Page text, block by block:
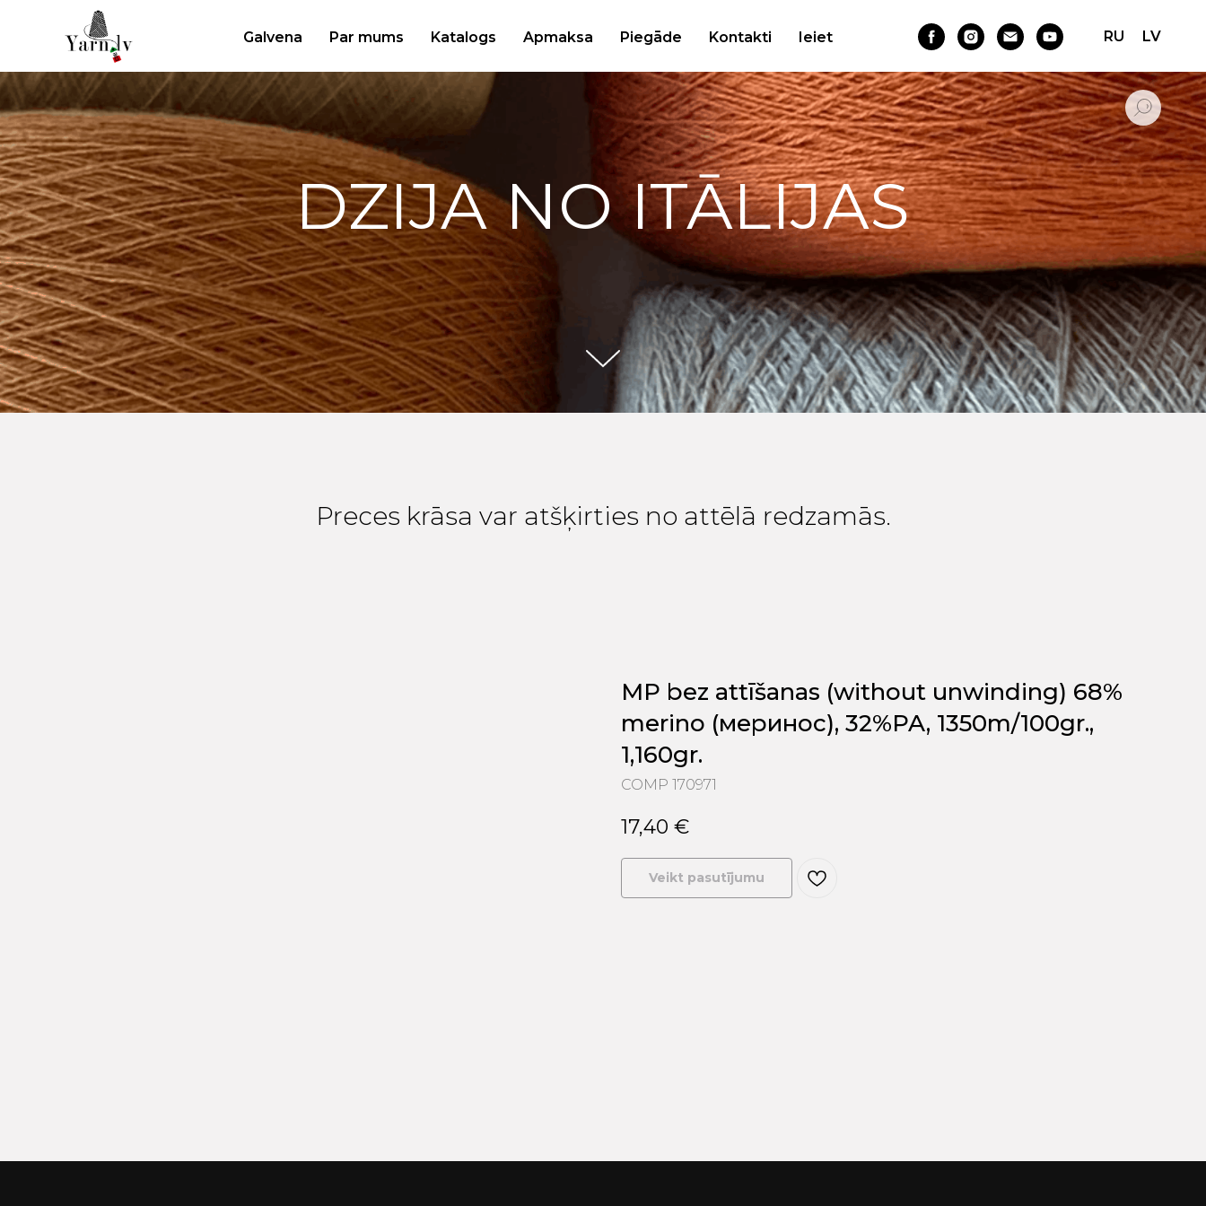
Galvena Par mums Katalogs Apmaksa Piegāde Kontakti Ieiet RU LV
DZIJA NO ITĀLIJAS
Preces krāsa var atšķirties no attēlā redzamās.
MP bez attīšanas (without unwinding) 68%
merino (меринос), 32%PA, 1350m/100gr.,
1,160gr.
COMP 170971
17,40 €
Veikt pasutījumu